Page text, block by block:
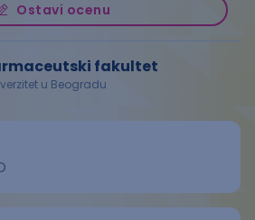
Ostavi ocenu
fakultet
u Beogradu